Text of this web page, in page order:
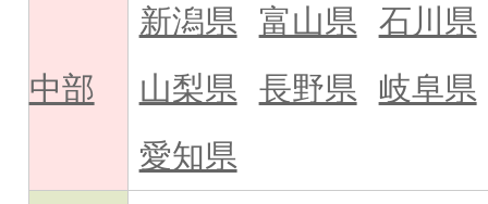
中部
新潟県 富山県
石川県
山梨県
長野県
岐阜県
愛知県